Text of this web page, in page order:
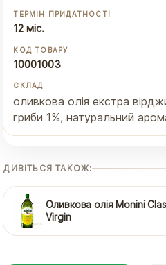
ТЕРМІН ПРИДАТНОСТІ
12 міс.
КОД ТОВАРУ
10001003
СКЛАД
оливкова олія екстра
гриби 1%, натуральний
ДИВІТЬСЯ ТАКОЖ:
Оливкова олія Monini
Virgin